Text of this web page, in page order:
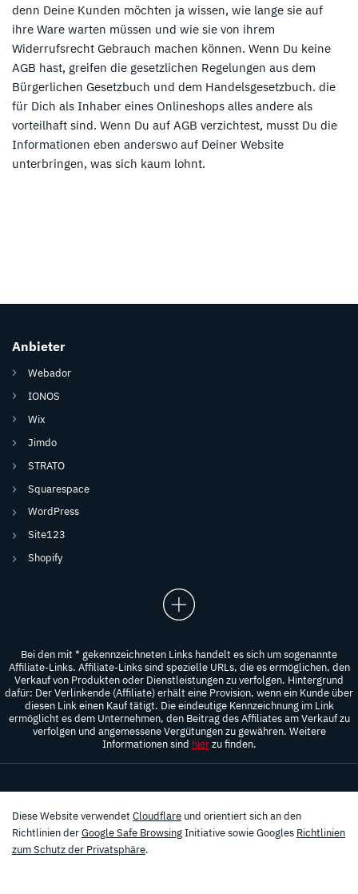
denn Deine Kunden möchten ja wissen, wie lange sie auf
ihre Ware warten müssen und wie sie von ihrem
Widerrufsrecht Gebrauch machen können. Wenn Du keine
AGB hast, greifen die gesetzlichen Regelungen aus dem
Bürgerlichen Gesetzbuch und dem Handelsgesetzbuch. die
für Dich als Inhaber eines Onlineshops alles andere als
vorteilhaft sind. Wenn Du auf AGB verzichtest, musst Du die
Informationen eben anderswo auf Deiner Website
unterbringen, was sich kaum lohnt.
Anbieter
Webador
IONOS
Wix
Jimdo
STRATO
Squarespace
WordPress
Site123
Shopify
Bei den mit * gekennzeichneten Links handelt es sich um sogenannte
Affiliate-Links. Affiliate-Links sind spezielle URLs, die es ermöglichen, den
Verkauf von Produkten oder Dienstleistungen zu verfolgen. Hintergrund
dafür: Der Verlinkende (Affiliate) erhält eine Provision, wenn ein Kunde über
diesen Link einen Kauf tätigt. Die eindeutige Kennzeichnung im Link
ermöglicht es dem Unternehmen, den Beitrag des Affiliates am Verkauf zu
verfolgen und angemessene Vergütungen zu gewähren. Weitere
Informationen sind hierzu finden.
Diese Website verwendet Cloudflare und orientiert sich an den
Richtlinien derGoogle Safe BrowsingInitiative sowie Googles Richtlinien
zum Schutz der Privatsphäre.